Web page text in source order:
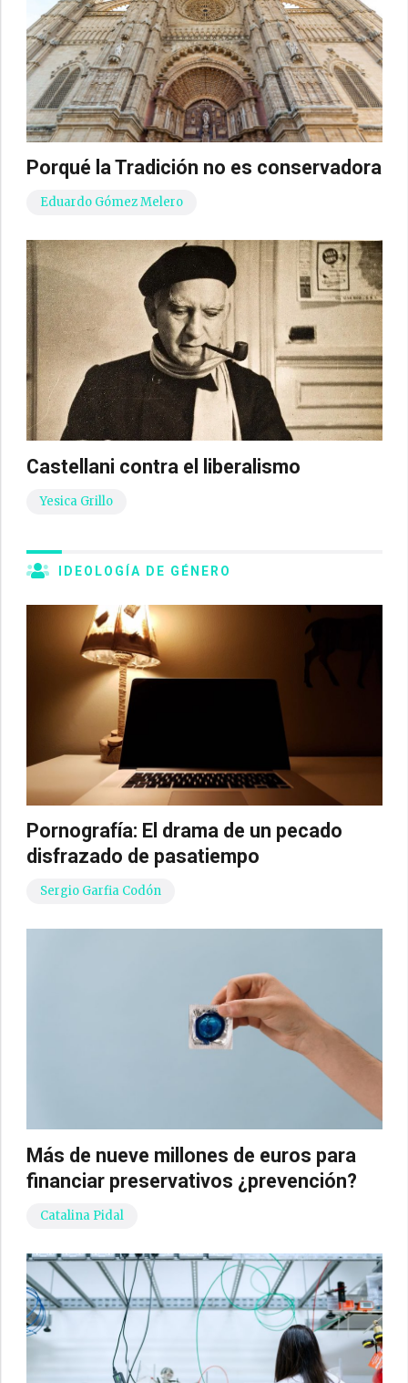
Porqué la Tradición no es conservadora
Eduardo Gómez Melero
Castellani contra el liberalismo
Yesica Grillo
IDEOLOGÍA DE GÉNERO
Pornografía: El drama de un pecado
disfrazado de pasatiempo
Sergio Garfia Codón
Más de nueve millones de euros para
financiar preservativos ¿prevención?
Catalina Pidal